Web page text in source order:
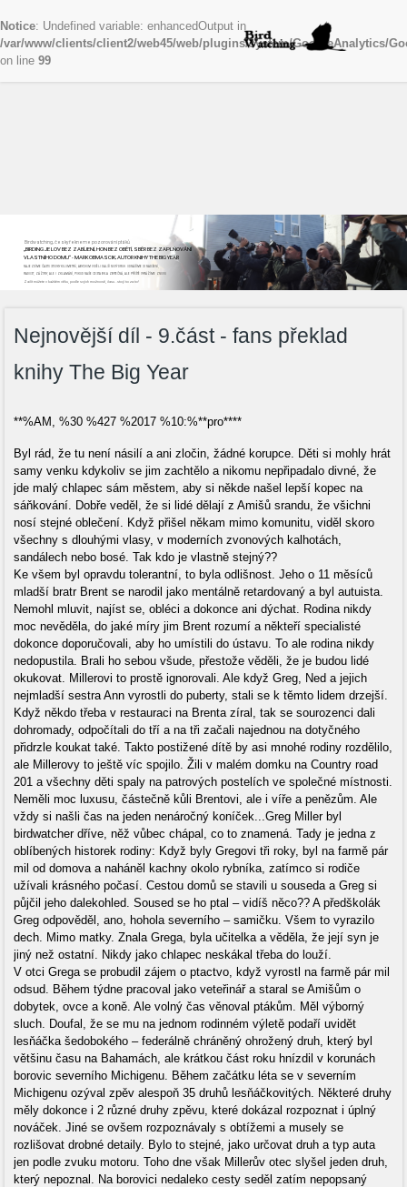
Notice: Undefined variable: enhancedOutput in
/var/www/clients/client2/web45/web/plugins/system/GoogleAnalytics/
on line 99
Birdwatching, česky řekneme pozorování ptáků
„BIRDING JE LOV BEZ ZABÍJENÍ, HON BEZ OBĚTÍ, SBĚR BEZ ZAPLŇOVÁNÍ
VLASTNÍHO DOMU“ - MARK OBMASCIK, AUTOR KNIHY THE BIG YEAR
NAJEZDÍME ČASTO STOVKY KILOMETRŮ, ABYCHOM VIDĚLI DALŠÍ NOVÝ DRUH. ODNÁŠÍME SI NADŠENÍ,
RADOST, ZÁŽITKY, ALE I ZKLAMÁNÍ, POKUD NAŠE CESTA BYLA ZBYTEČNÁ, ALE PŘÍŠTĚ VYRÁŽÍME ZNOVU
Začít můžete v každém věku, podle svých možností, času...stojí to za to!
Nejnovější díl - 9.část - fans překlad
knihy The Big Year
**%AM, %30 %427 %2017 %10:%**pro****
Byl rád, že tu není násilí a ani zločin, žádné korupce. Děti si mohly hrát
samy venku kdykoliv se jim zachtělo a nikomu nepřipadalo divné, že
jde malý chlapec sám městem, aby si někde našel lepší kopec na
sáňkování. Dobře veděl, že si lidé dělají z Amišů srandu, že všichni
nosí stejné oblečení. Když přišel někam mimo komunitu, viděl skoro
všechny s dlouhými vlasy, v moderních zvonových kalhotách,
sandálech nebo bosé. Tak kdo je vlastně stejný??
Ke všem byl opravdu tolerantní, to byla odlišnost. Jeho o 11 měsíců
mladší bratr Brent se narodil jako mentálně retardovaný a byl autuista.
Nemohl mluvit, najíst se, obléci a dokonce ani dýchat. Rodina nikdy
moc nevěděla, do jaké míry jim Brent rozumí a někteří specialisté
dokonce doporučovali, aby ho umístili do ústavu. To ale rodina nikdy
nedopustila. Brali ho sebou všude, přestože věděli, že je budou lidé
okukovat. Millerovi to prostě ignorovali. Ale když Greg, Ned a jejich
nejmladší sestra Ann vyrostli do puberty, stali se k těmto lidem drzejší.
Když někdo třeba v restauraci na Brenta zíral, tak se sourozenci dali
dohromady, odpočítali do tří a na tři začali najednou na dotyčného
přidrzle koukat také. Takto postižené dítě by asi mnohé rodiny rozdělilo,
ale Millerovy to ještě víc spojilo. Žili v malém domku na Country road
201 a všechny děti spaly na patrových postelích ve společné místnosti.
Neměli moc luxusu, částečně kůli Brentovi, ale i víře a penězům. Ale
vždy si našli čas na jeden nenáročný koníček...Greg Miller byl
birdwatcher dříve, něž vůbec chápal, co to znamená. Tady je jedna z
oblíbených historek rodiny: Když byly Gregovi tři roky, byl na farmě pár
mil od domova a naháněl kachny okolo rybníka, zatímco si rodiče
užívali krásného počasí. Cestou domů se stavili u souseda a Greg si
půjčil jeho dalekohled. Soused se ho ptal – vidíš něco?? A předškolák
Greg odpověděl, ano, hohola severního – samičku. Všem to vyrazilo
dech. Mimo matky. Znala Grega, byla učitelka a věděla, že její syn je
jiný než ostatní. Nikdy jako chlapec neskákal třeba do louží.
V otci Grega se probudil zájem o ptactvo, když vyrostl na farmě pár mil
odsud. Během týdne pracoval jako veteřinář a staral se Amišům o
dobytek, ovce a koně. Ale volný čas věnoval ptákům. Měl výborný
sluch. Doufal, že se mu na jednom rodinném výletě podaří uvidět
lesňáčka šedobokého – federálně chráněný ohrožený druh, který byl
většinu času na Bahamách, ale krátkou část roku hnízdil v korunách
borovic severního Michigenu. Během začátku léta se v severním
Michigenu ozýval zpěv alespoň 35 druhů lesňáčkovitých. Některé druhy
měly dokonce i 2 různé druhy zpěvu, které dokázal rozpoznat i úplný
nováček. Jiné se ovšem rozpoznávaly s obtížemi a musely se
rozlišovat drobné detaily. Bylo to stejné, jako určovat druh a typ auta
jen podle zvuku motoru. Toho dne však Millerův otec slyšel jeden druh,
který nepoznal. Na borovici nedaleko cesty seděl zatím nepopsaný